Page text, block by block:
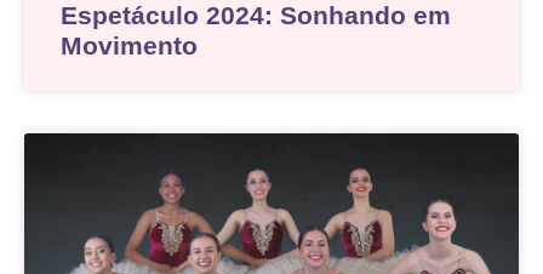
Espetáculo 2024: Sonhando em
Movimento